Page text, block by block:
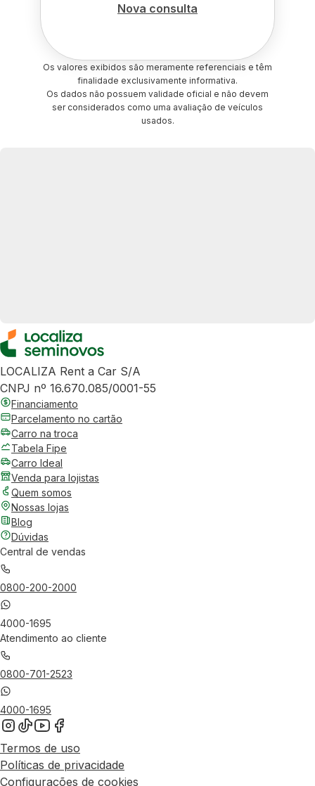
Nova consulta
Os valores exibidos são meramente referenciais e têm
finalidade exclusivamente informativa.
Os dados não possuem validade oficial e não devem
ser considerados como uma avaliação de veículos
usados.
LOCALIZA Rent a Car S/A
CNPJ nº 16.670.085/0001-55
Financiamento
Parcelamento no cartão
Carro na troca
Tabela Fipe
Carro Ideal
Venda para lojistas
Quem somos
Nossas lojas
Blog
Dúvidas
Central de vendas
0800-200-2000
4000-1695
Atendimento ao cliente
0800-701-2523
4000-1695
Termos de uso
Políticas de privacidade
Configurações de cookies